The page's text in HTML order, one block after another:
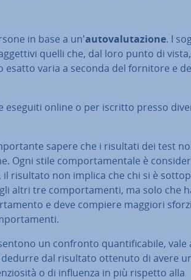
in base a un'au­to­va­lu­ta­zio­ne. I
quelli che, dal loro punto di
esatto varia a seconda del fornitore e
eseguiti online o per iscritto presso
sapere che i risultati dei test
Ogni stile com­por­ta­men­ta­le è
risultato non implica che chi si è
altri tre com­por­ta­men­ti, ma solo che
e deve compiere maggiori
un confronto quan­ti­fi­ca­bi­le, vale
dedurre dal risultato ottenuto di avere
o di influenza in più rispetto alla